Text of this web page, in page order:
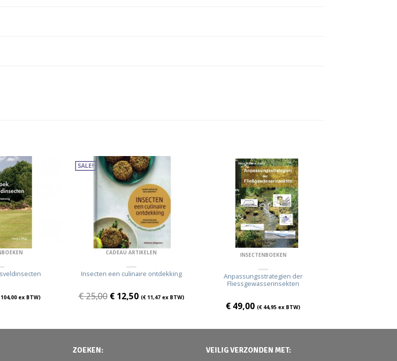
ex BTW)
SALE!
CADEAU ARTIKELEN
Insecten een culinaire ontdekking
€25,00 €12,50 (€11,47ex BTW)
INSECTENBOEKEN
Anpassungsstrategien der
Fliessgewasserinsekten
€ 49,00 (€44,95 ex BTW)
ZOEKEN: VEILIG VERZONDEN MET: